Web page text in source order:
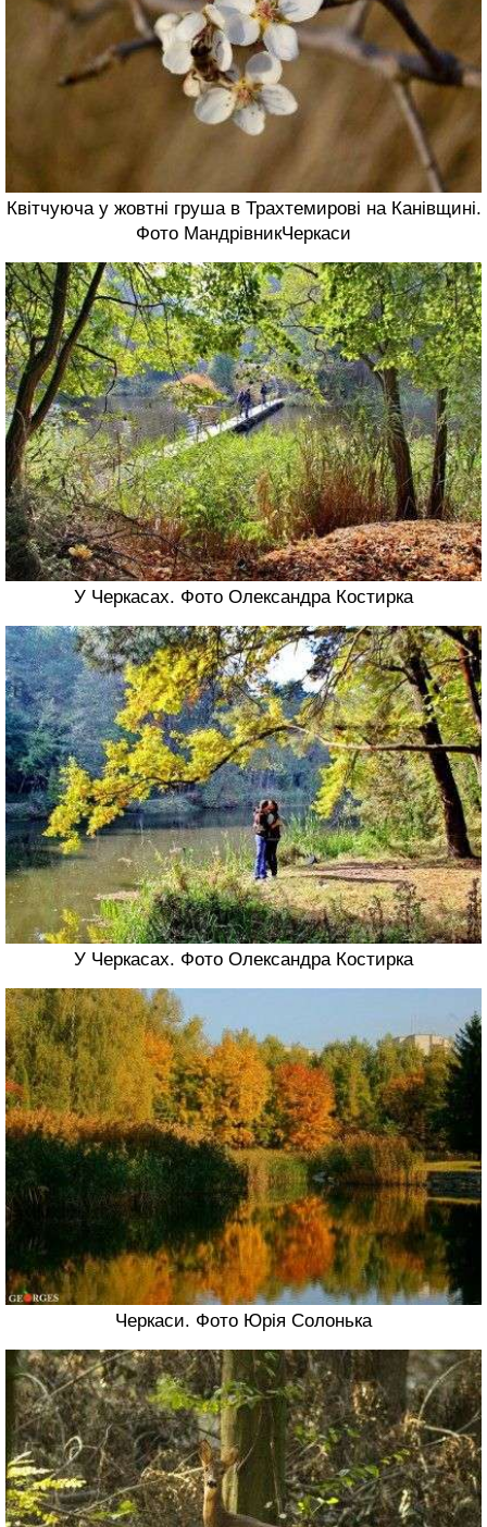
Квітчуюча у жовтні груша в Трахтемирові на Канівщині.
Фото МандрівникЧеркаси
У Черкасах. Фото Олександра Костирка
У Черкасах. Фото Олександра Костирка
Черкаси. Фото Юрія Солонька